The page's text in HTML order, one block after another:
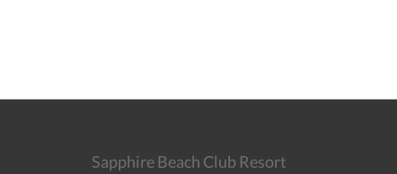
Sapphire Beach Club Resort